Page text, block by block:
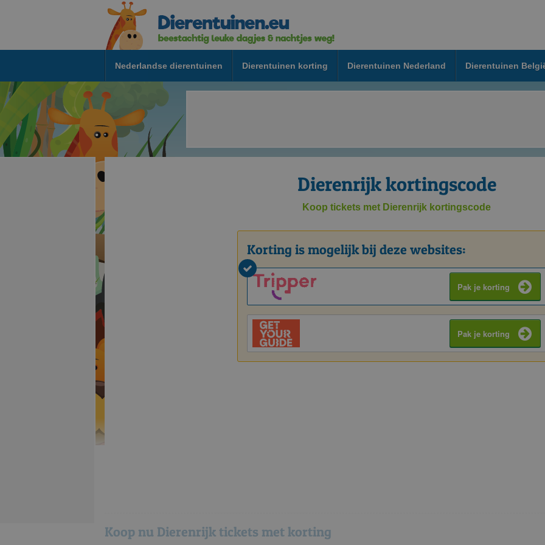
Nederlandse dierentuinen Dierentuinen korting Dierentuinen Nederland Dierentuinen
Dierenrijk kortingscode
Koop tickets met Dierenrijk kortingscode
Korting is mogelijk bij deze websites:
Pak je korting
Pak je korting
Koop nu Dierenrijk tickets met korting